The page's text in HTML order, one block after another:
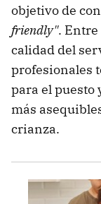
objetivo de
friendly". Entre
calidad del
profesionales
para el puesto
más
crianza.